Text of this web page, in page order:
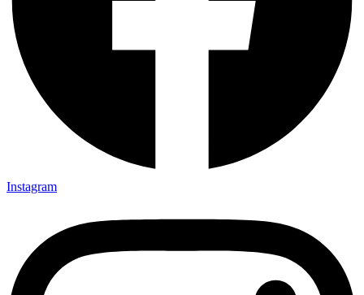
Instagram